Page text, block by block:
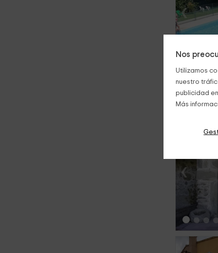
Nos
Utilizamos
nuestro
publicidad
Más
‹
Te
‹